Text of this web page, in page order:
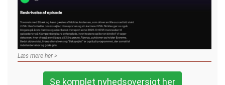
Læs mere her >
Se komplet nyhedsoversigt her